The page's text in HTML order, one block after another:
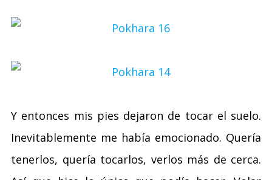
Y entonces mis pies dejaron de tocar el suelo.
Inevitablemente me había emocionado. Quería
tenerlos, quería tocarlos, verlos más de cerca.